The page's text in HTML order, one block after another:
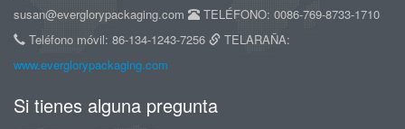
susan@everglorypackaging.com
TELÉFONO: 0086-769-8733-1710
Teléfono móvil: 86-134-1243-7256
TELARAÑA:
www.everglorypackaging.com
Si tienes alguna pregunta